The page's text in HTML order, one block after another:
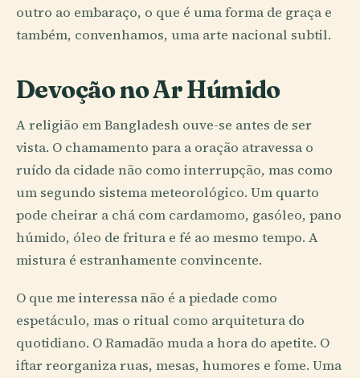
outro ao embaraço, o que é uma forma de graça e
também, convenhamos, uma arte nacional subtil.
Devoção no Ar Húmido
A religião em Bangladesh ouve-se antes de ser
vista. O chamamento para a oração atravessa o
ruído da cidade não como interrupção, mas como
um segundo sistema meteorológico. Um quarto
pode cheirar a chá com cardamomo, gasóleo, pano
húmido, óleo de fritura e fé ao mesmo tempo. A
mistura é estranhamente convincente.
O que me interessa não é a piedade como
espetáculo, mas o ritual como arquitetura do
quotidiano. O Ramadão muda a hora do apetite. O
iftar reorganiza ruas, mesas, humores e fome. Uma